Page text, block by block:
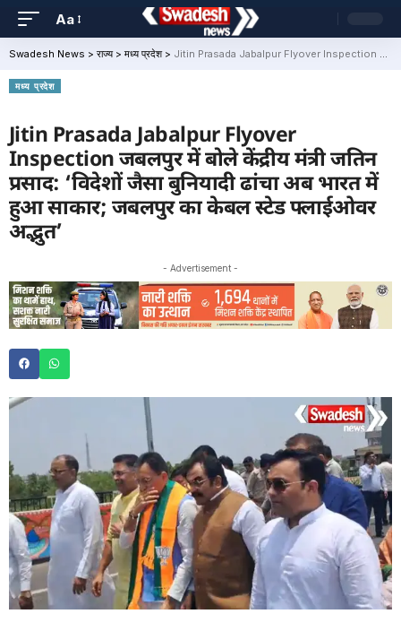
Aa
Swadesh News > राज्य> मध्य प्रदेश> Jitin Prasada Jabalpur Flyover Inspection जबलपुर में बोले केंद्रीय मंत्री जतिन प्रसाद: ‘विदेशों जैसा बुनियादी ढांचा अब भारत में हुआ साकार; जबलपुर का केबल स्टेड फ्लाईओवर अद्भुत’
मध्य प्रदेश
Jitin Prasada Jabalpur Flyover
Inspection जबलपुर में बोले केंद्रीय मंत्री जतिन
प्रसाद: ‘विदेशों जैसा बुनियादी ढांचा अब भारत में
हुआ साकार; जबलपुर का केबल स्टेड फ्लाईओवर
अद्भुत’
- Advertisement -